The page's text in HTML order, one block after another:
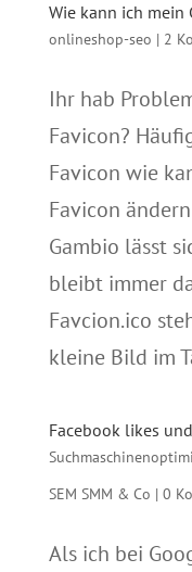
Wie kann ich mein
onlineshop-seo | 2
Ihr hab
Favicon?
Favicon wie
Favicon
Gambio lässt
bleibt immer
Favcion.ico
kleine Bild im
Facebook likes
SEM SMM & Co | 0
Als ich bei